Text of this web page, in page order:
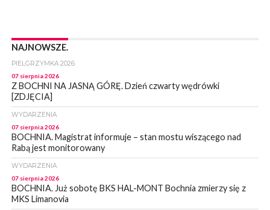
NAJNOWSZE.
PIELGRZYMKA 2026
07 sierpnia 2026
Z BOCHNI NA JASNĄ GÓRĘ. Dzień czwarty wędrówki
[ZDJĘCIA]
WYDARZENIA
07 sierpnia 2026
BOCHNIA. Magistrat informuje – stan mostu wiszącego nad
Rabą jest monitorowany
WYDARZENIA
07 sierpnia 2026
BOCHNIA. Już sobotę BKS HAL-MONT Bochnia zmierzy się z
MKS Limanovia